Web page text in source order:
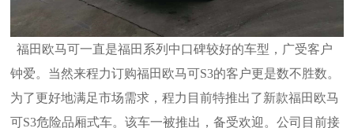
福田欧马可一直是福田系列中口碑较好的车型，广受客户
钟爱。当然来程力订购福田欧马可S3的客户更是数不胜数。
为了更好地满足市场需求，程力目前特推出了新款福田欧马
可S3危险品厢式车。该车一被推出，备受欢迎。公司目前接